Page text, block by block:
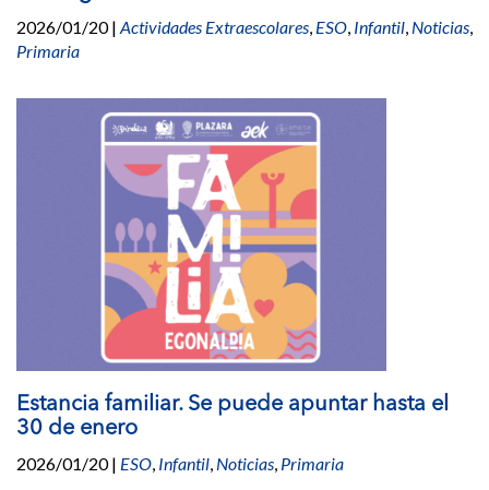
2026/01/20| Actividades Extraescolares ESO Infantil Noticias
Primaria
Estancia familiar. Se puede apuntar hasta el
30 de enero
2026/01/20| ESO Infantil Noticias Primaria